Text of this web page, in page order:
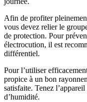
Afin de profiter
vous devez relier le
de protection. Pour
électrocution, il est
différentiel.
Pour l’utiliser
propice à un bon
satisfaite. Tenez
d’humidité.